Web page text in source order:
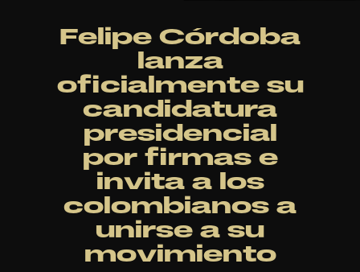
Felipe Córdoba
lanza
oficialmente su
candidatura
presidencial
por firmas e
invita a los
colombianos a
unirse a su
movimiento